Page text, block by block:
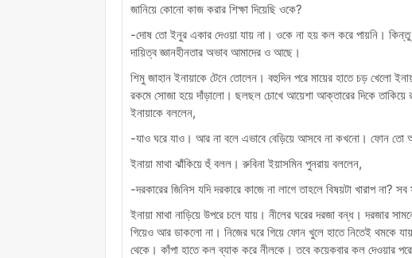
জানিয়ে কোনো কাজ করার শিক্ষা দিয়েছি ওকে?
-দোষ তো ইনুর একার দেওয়া যায় না। ওকে না হয় কল করে পায়নি।
দায়িত্ব জ্ঞানহীনতার অভাব আমাদের ও আছে।
শিমু জাহান ইনায়াকে টেনে তোলেন। বহুদিন পরে মায়ের হাতে চড় খেলো
রকমে সোজা হয়ে দাঁড়ালো। ছলছল চোখে আয়েশা আক্তারের দিকে তাকিয়ে
ইনায়াকে বললেন,
-যাও ঘরে যাও। আর না বলে এভাবে বেড়িয়ে আসবে না কখনো। ফোন তো
ইনায়া মাথা ঝাঁকিয়ে হুঁ বলল। রুবিনা ইয়াসমিন পুনরায় বললেন,
-দরকারের জিনিস যদি দরকারে কাজে না লাগে তাহলে বিষয়টা খারাপ না?
ইনায়া মাথা নাড়িয়ে উপরে চলে যায়। নীলের ঘরের দরজা বন্ধ। দরজার
গিয়েও আর ডাকলো না। নিজের ঘরে গিয়ে ফোন খুলে হাতে নিতেই থমকে
থেকে। কাঁপা হাতে কল ব্যাক করে নীলকে। তবে কয়েকবার কল দেওয়ার